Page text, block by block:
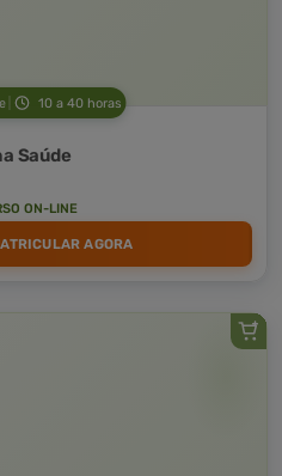
10 a 40 horas
Saúde
ON-LINE
AGORA